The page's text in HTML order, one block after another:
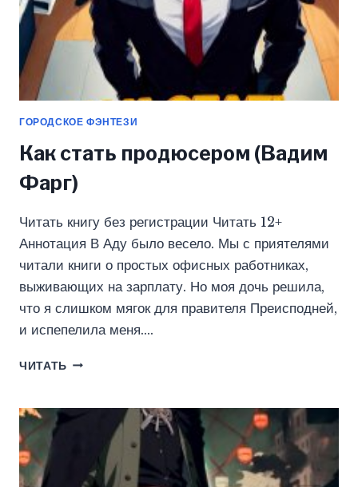
ГОРОДСКОЕ ФЭНТЕЗИ
Как стать продюсером (Вадим
Фарг)
Читать книгу без регистрации Читать 12+
Аннотация В Аду было весело. Мы с приятелями
читали книги о простых офисных работниках,
выживающих на зарплату. Но моя дочь решила,
что я слишком мягок для правителя Преисподней,
и испепелила меня….
ЧИТАТЬ КАК